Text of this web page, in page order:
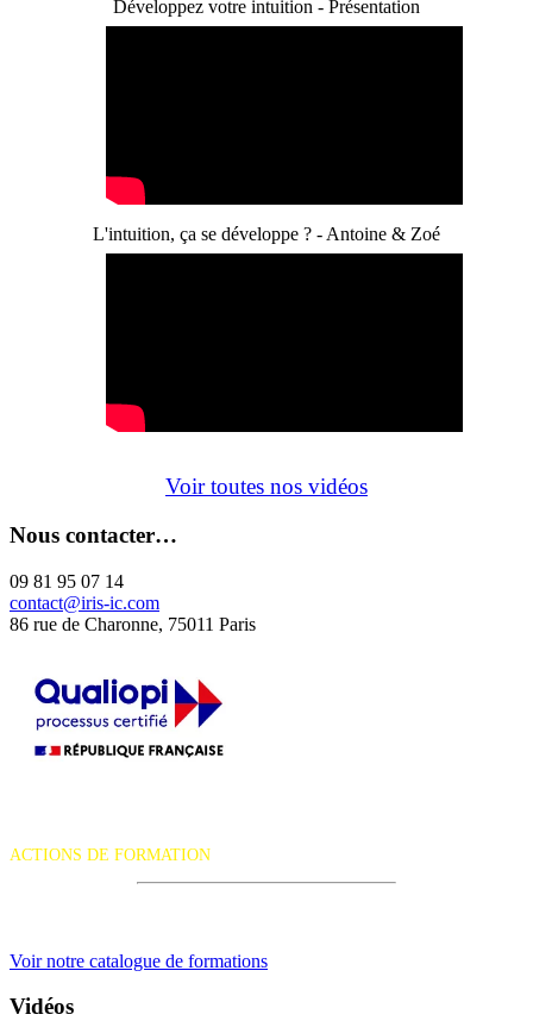
Développez votre intuition - Présentation
L'intuition, ça se développe ? - Antoine & Zoé
Voir toutes nos vidéos
Nous contacter…
09 81 95 07 14
contact@iris-ic.com
86 rue de Charonne, 75011 Paris
ACTIONS DE FORMATION
Voir notre catalogue de formations
Vidéos